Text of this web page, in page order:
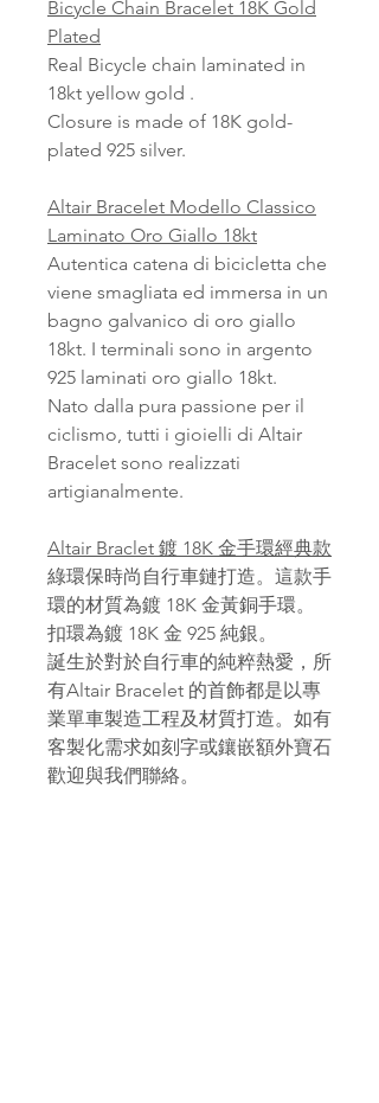
Bicycle Chain Bracelet 18K Gold
Plated
Real Bicycle chain laminated in
18kt yellow gold .
Closure is made of 18K gold-
plated 925 silver.
Altair Bracelet Modello Classico
Laminato Oro Giallo 18kt
Autentica catena di bicicletta che
viene smagliata ed immersa in un
bagno galvanico di oro giallo
18kt. I terminali sono in argento
925 laminati oro giallo 18kt.
Nato dalla pura passione per il
ciclismo, tutti i gioielli di Altair
Bracelet sono realizzati
artigianalmente.
Altair Braclet 鍍 18K 金手環經典款
綠環保時尚自行車鏈打造。這款手
環的材質為鍍 18K 金黃銅手環。
扣環為鍍 18K 金 925 純銀。
誕生於對於自行車的純粹熱愛，所
有Altair Bracelet 的首飾都是以專
業單車製造工程及材質打造。如有
客製化需求如刻字或鑲嵌額外寶石
歡迎與我們聯絡。